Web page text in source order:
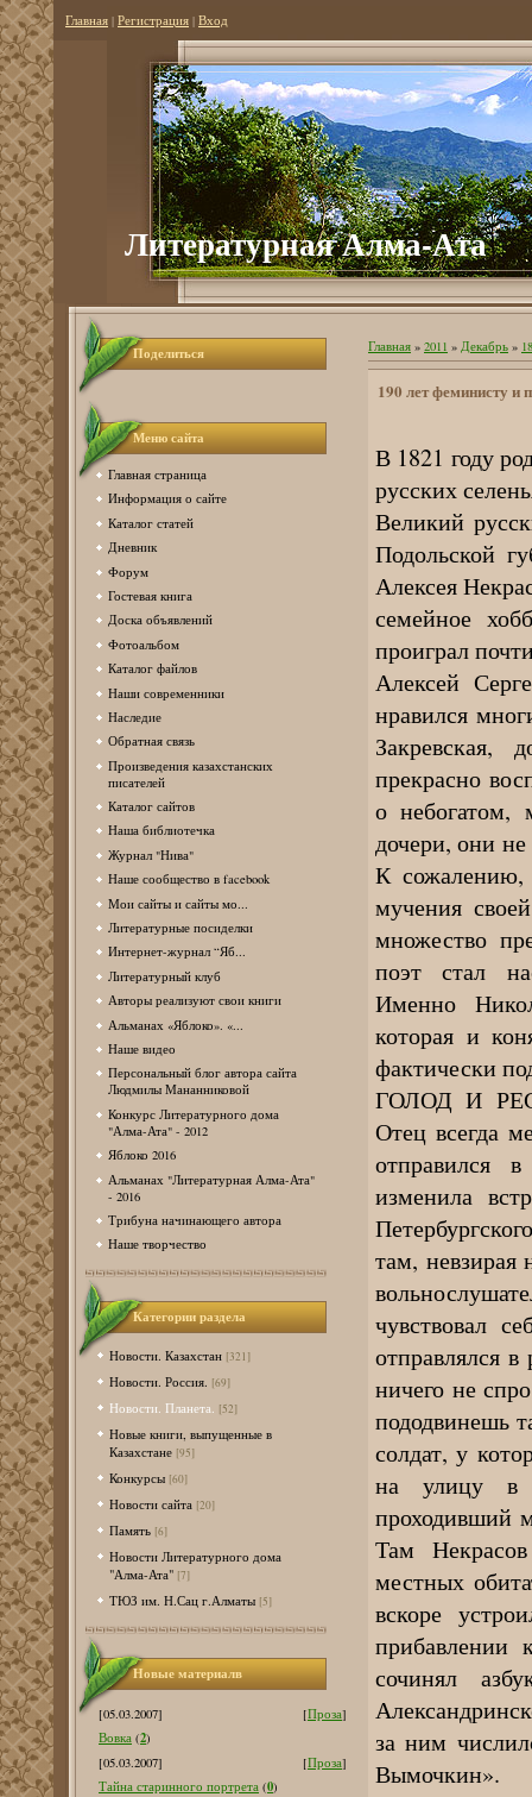
Главная | Регистрация | Вход
Литературная Алма-Ата
Поделиться
Меню сайта
Главная страница
Информация о сайте
Каталог статей
Дневник
Форум
Гостевая книга
Доска объявлений
Фотоальбом
Каталог файлов
Наши современники
Наследие
Обратная связь
Произведения казахстанских
писателей
Каталог сайтов
Наша библиотечка
Журнал "Нива"
Наше сообщество в facebook
Мои сайты и сайты мо...
Литературные посиделки
Интернет-журнал “Яб...
Литературный клуб
Авторы реализуют свои книги
Альманах «Яблоко». «...
Наше видео
Персональный блог автора сайта
Людмилы Мананниковой
Конкурс Литературного дома
"Алма-Ата" - 2012
Яблоко 2016
Альманах "Литературная Алма-Ата"
- 2016
Трибуна начинающего автора
Наше творчество
Категории раздела
Новости. Казахстан [321]
Новости. Россия. [69]
Новости. Планета. [52]
Новые книги, выпущенные в
Казахстане [95]
Конкурсы [60]
Новости сайта [20]
Память [6]
Новости Литературного дома
"Алма-Ата" [7]
ТЮЗ им. Н.Сац г.Алматы [5]
Новые материалв
[05.03.2007] [Проза]
Вовка (2)
[05.03.2007]
[Проза]
Тайна старинного портрета (0)
Главная » 2011 » Декабрь » 18
190 лет феминисту и
В 1821 году
русских
Великий
Подольской
Алексея
семейное
проиграл
Алексей
нравился
Закревская,
прекрасно
о небогатом,
дочери, они не
К сожалению,
мучения
множество
поэт стал
Именно
которая и
фактически
ГОЛОД И
Отец всегда
отправился
изменила
там, невзирая
чувствовал
отправлялся
ничего не
пододвинешь
солдат, у
на улицу в
проходивший
Там
местных
вскоре
прибавлении
сочинял
за ним
Вымочкин».